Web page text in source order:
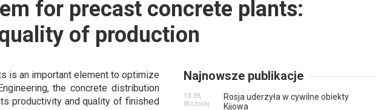
for precast concrete plants:
of production
is an important element to optimize
the concrete distribution
productivity and quality of finished
Najnowsze publikacje
Rosja uderzyła w cywilne obiekty
Kijowa
13:39,
Wczoraj